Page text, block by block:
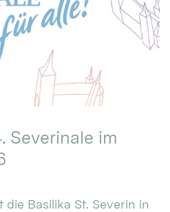
Severinale im
Basilika St. Severin in